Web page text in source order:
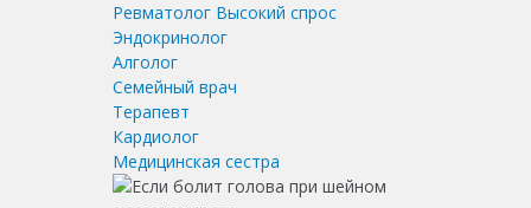
Ревматолог Высокий спрос
Эндокринолог
Алголог
Семейный врач
Терапевт
Кардиолог
Медицинская сестра